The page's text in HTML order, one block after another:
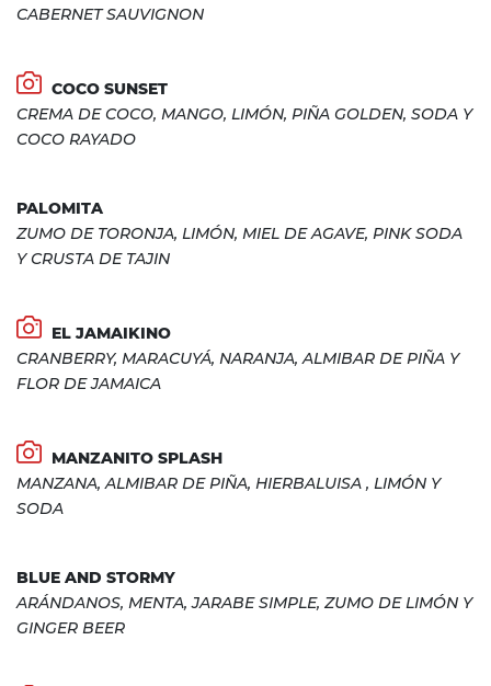
CABERNET SAUVIGNON
COCO SUNSET
CREMA DE COCO, MANGO, LIMÓN, PIÑA GOLDEN, SODA Y
COCO RAYADO
PALOMITA
ZUMO DE TORONJA, LIMÓN, MIEL DE AGAVE, PINK SODA
Y CRUSTA DE TAJIN
EL JAMAIKINO
CRANBERRY, MARACUYÁ, NARANJA, ALMIBAR DE PIÑA Y
FLOR DE JAMAICA
MANZANITO SPLASH
MANZANA, ALMIBAR DE PIÑA, HIERBALUISA , LIMÓN Y
SODA
BLUE AND STORMY
ARÁNDANOS, MENTA, JARABE SIMPLE, ZUMO DE LIMÓN Y
GINGER BEER